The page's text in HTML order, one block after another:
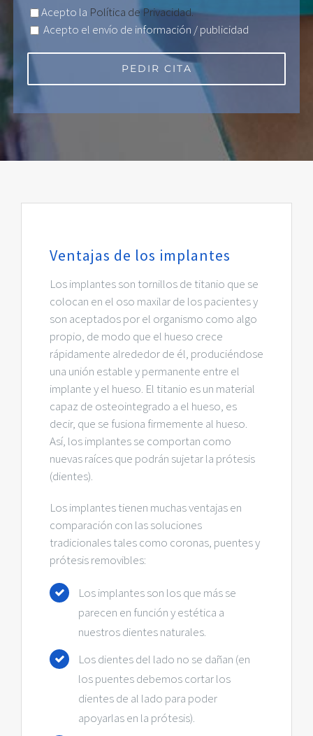
Acepto la Política de Privacidad.
Acepto el envío de información / publicidad
Ventajas de los implantes
Los implantes son tornillos de titanio que se
colocan en el oso maxilar de los pacientes y
son aceptados por el organismo como algo
propio, de modo que el hueso crece
rápidamente alrededor de él, produciéndose
una unión estable y permanente entre el
implante y el hueso. El titanio es un material
capaz de osteointegrado a el hueso, es
decir, que se fusiona firmemente al hueso.
Así, los implantes se comportan como
nuevas raíces que podrán sujetar la prótesis
(dientes).
Los implantes tienen muchas ventajas en
comparación con las soluciones
tradicionales tales como coronas, puentes y
prótesis removibles:
Los implantes son los que más se
parecen en función y estética a
nuestros dientes naturales.
Los dientes del lado no se dañan (en
los puentes debemos cortar los
dientes de al lado para poder
apoyarlas en la prótesis).